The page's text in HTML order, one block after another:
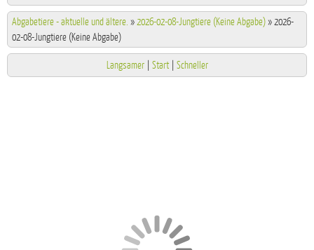
Abgabetiere - aktuelle und ältere. »2026-02-08-Jungtiere (Keine Abgabe)»2026-
02-08-Jungtiere (Keine Abgabe)
Langsamer Start Schneller